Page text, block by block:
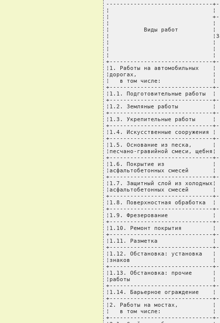
-------------------------------
¦                              ¦
¦
¦                              ¦
¦          Виды работ          ¦
¦
¦                              ¦  плата
¦                              ¦
¦                              ¦
+------------------------------
¦1. Работы на
¦дорогах,
¦   в том числе:
+------------------------------
¦1.1. Подготовительные
+------------------------------
¦1.2. Земляные работы
+------------------------------
¦1.3. Укрепительные работы
+------------------------------
¦1.4. Искусственные
+------------------------------
¦1.5. Основание из песка,
¦песчано-гравийной
+------------------------------
¦1.6. Покрытие из              ¦
¦асфальтобетонных
+------------------------------
¦1.7. Защитный слой из
¦асфальтобетонных
+------------------------------
¦1.8. Поверхностная
+------------------------------
¦1.9. Фрезерование
+------------------------------
¦1.10. Ремонт покрытия
+------------------------------
¦1.11. Разметка                ¦
+------------------------------
¦1.12. Обстановка:
¦знаков
+------------------------------
¦1.13. Обстановка: прочие
¦работы
+------------------------------
¦1.14. Барьерное
+------------------------------
¦2. Работы на
¦   в том числе:
+------------------------------